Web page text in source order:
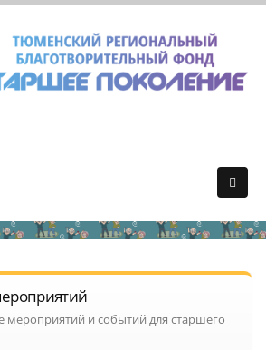
мероприятий и событий для старшего